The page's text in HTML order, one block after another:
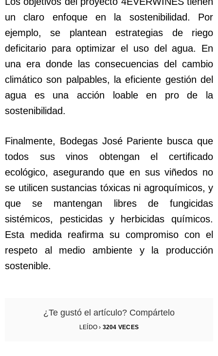
un claro enfoque en la sostenibilidad. Por
ejemplo, se plantean estrategias de riego
deficitario para optimizar el uso del agua. En
una era donde las consecuencias del cambio
climático son palpables, la eficiente gestión del
agua es una acción loable en pro de la
sostenibilidad.
Finalmente, Bodegas José Pariente busca que
todos sus vinos obtengan el certificado
ecológico, asegurando que en sus viñedos no
se utilicen sustancias tóxicas ni agroquímicos, y
que se mantengan libres de fungicidas
sistémicos, pesticidas y herbicidas químicos.
Esta medida reafirma su compromiso con el
respeto al medio ambiente y la producción
sostenible.
¿Te gustó el artículo? Compártelo
LEÍDO › 3204 VECES